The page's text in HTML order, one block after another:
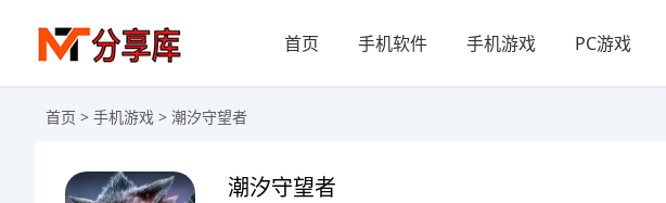
首页 手机软件 手机游戏 PC游戏
首页 > 手机游戏 > 潮汐守望者
潮汐守望者